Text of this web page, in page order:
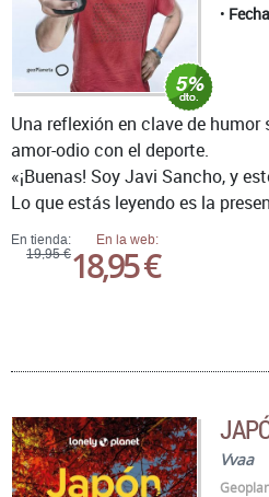
En tienda:
19,95 €
En la web:
18,95 €
Una reflexión en clave de
amor-odio con el deporte.
«¡Buenas! Soy Javi Sancho, y
Lo que estás leyendo es la
Vvaa